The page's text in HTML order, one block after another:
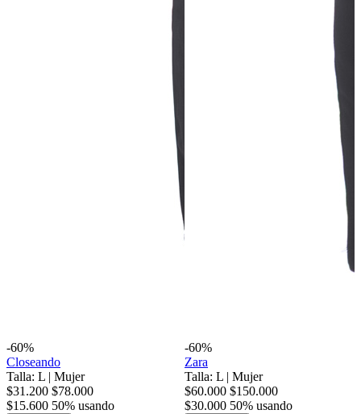
-60%
Closeando
Talla: L | Mujer
$31.200 $78.000
$15.600 50% usando
-60%
Zara
Talla: L | Mujer
$60.000 $150.000
$30.000 50% usando